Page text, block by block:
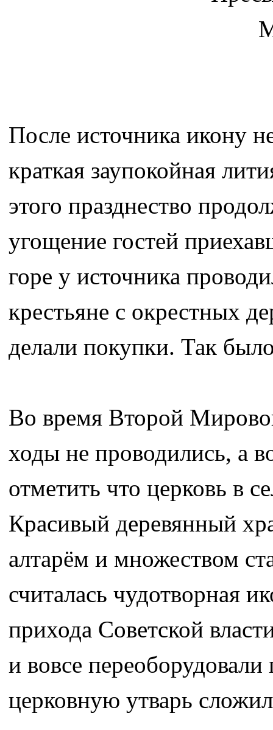
После источника икону
краткая заупокойная
этого празднество
угощение гостей
горе у источника
крестьяне с окрестных
делали покупки. Так
Во время Второй
ходы не проводились, а
отметить что церковь в
Красивый деревянный
алтарём и множеством
считалась чудотворная
прихода Советской
и вовсе
церковную утварь